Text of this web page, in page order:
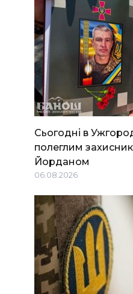
Сьогодні в
полеглим
Йорданом
06.08.2026